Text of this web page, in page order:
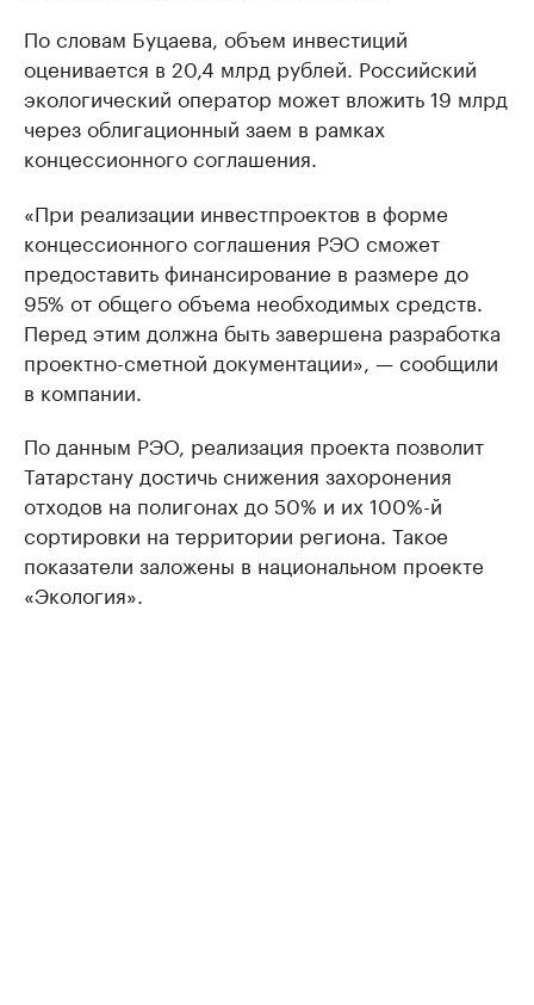
По словам Буцаева, объем инвестиций
оценивается в 20,4 млрд рублей. Российский
экологический оператор может вложить 19 млрд
через облигационный заем в рамках
концессионного соглашения.
«При реализации инвестпроектов в форме
концессионного соглашения РЭО сможет
предоставить финансирование в размере до
95% от общего объема необходимых средств.
Перед этим должна быть завершена разработка
проектно-сметной документации», — сообщили
в компании.
По данным РЭО, реализация проекта позволит
Татарстану достичь снижения захоронения
отходов на полигонах до 50% и их 100%-й
сортировки на территории региона. Такое
показатели заложены в национальном проекте
«Экология».